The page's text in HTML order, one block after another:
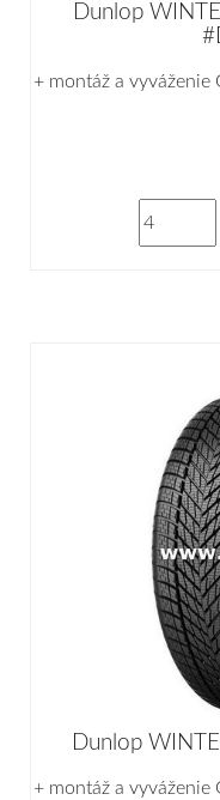
Dunlop
+ montáž a vyváženie
Dunlop
+ montáž a vyváženie